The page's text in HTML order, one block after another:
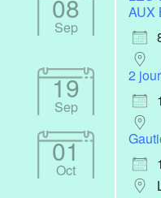
08
Sep
AUX
19
Sep
2
01
Oct